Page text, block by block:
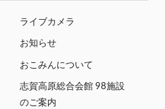
ライブカメラ
お知らせ
おこみんについて
志賀高原総合会館 98施設
のご案内